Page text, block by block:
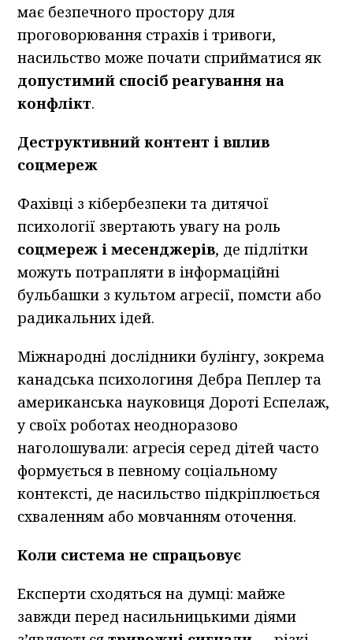
має безпечного простору для
проговорювання страхів і тривоги,
насильство може почати сприйматися як
допустимий спосіб реагування на
конфлікт.
Деструктивний контент і вплив
соцмереж
Фахівці з кібербезпеки та дитячої
психології звертають увагу на роль
соцмереж і месенджерів, де підлітки
можуть потрапляти в інформаційні
бульбашки з культом агресії, помсти або
радикальних ідей.
Міжнародні дослідники булінгу, зокрема
канадська психологиня Дебра Пеплер та
американська науковиця Дороті Еспелаж,
у своїх роботах неодноразово
наголошували: агресія серед дітей часто
формується в певному соціальному
контексті, де насильство підкріплюється
схваленням або мовчанням оточення.
Коли система не спрацьовує
Експерти сходяться на думці: майже
завжди перед насильницькими діями